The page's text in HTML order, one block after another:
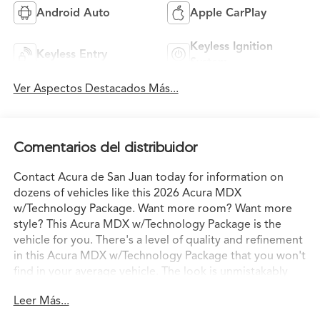
Android Auto Apple CarPlay
Keyless Entry
Keyless Ignition
Ver Aspectos Destacados Más...
Comentarios del distribuidor
Contact Acura de San Juan today for information on
dozens of vehicles like this 2026 Acura MDX
w/Technology Package. Want more room? Want more
style? This Acura MDX w/Technology Package is the
vehicle for you. There's a level of quality and refinement
in this Acura MDX w/Technology Package that you won't
find in your average vehicle. The look is unmistakably
technology of this Acura MDX w/Technology Package
Leer Más...